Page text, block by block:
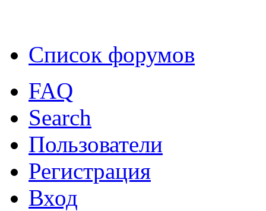
Список форумов
FAQ
Search
Пользователи
Регистрация
Вход